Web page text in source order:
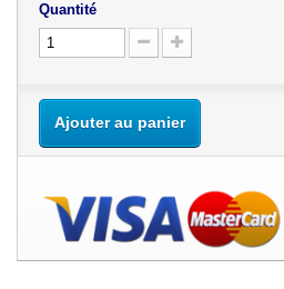
Quantité
Ajouter au panier